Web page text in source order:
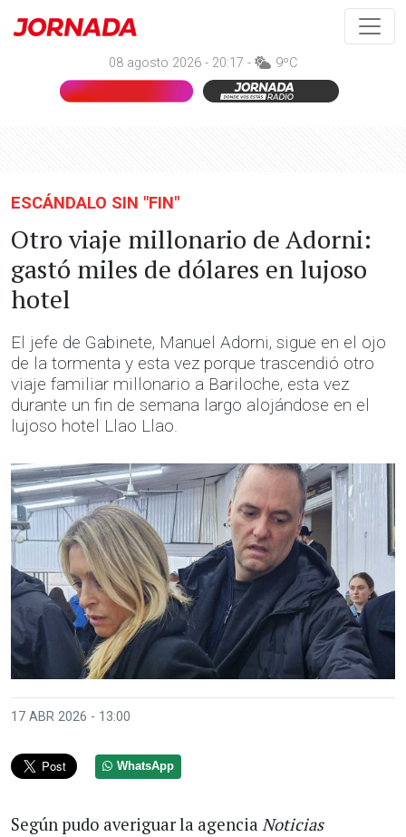
08 agosto 2026 - 20:17 - 9ºC
ESCÁNDALO SIN "FIN"
Otro viaje millonario de Adorni:
gastó miles de dólares en lujoso
hotel
El jefe de Gabinete, Manuel Adorni, sigue en el ojo
de la tormenta y esta vez porque trascendió otro
viaje familiar millonario a Bariloche, esta vez
durante un fin de semana largo alojándose en el
lujoso hotel Llao Llao.
17 ABR 2026 - 13:00
WhatsApp
Según pudo averiguar la agencia Noticias